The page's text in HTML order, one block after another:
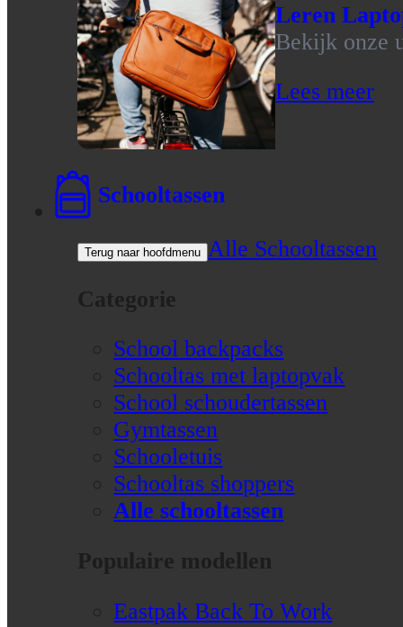
Leren
Bekijk onze
Lees meer
Schooltassen
Terug naar hoofdmenu Alle Schooltassen
Categorie
School backpacks
Schooltas met laptopvak
School schoudertassen
Gymtassen
Schooletuis
Schooltas shoppers
Alle schooltassen
Populaire modellen
Eastpak Back To Work